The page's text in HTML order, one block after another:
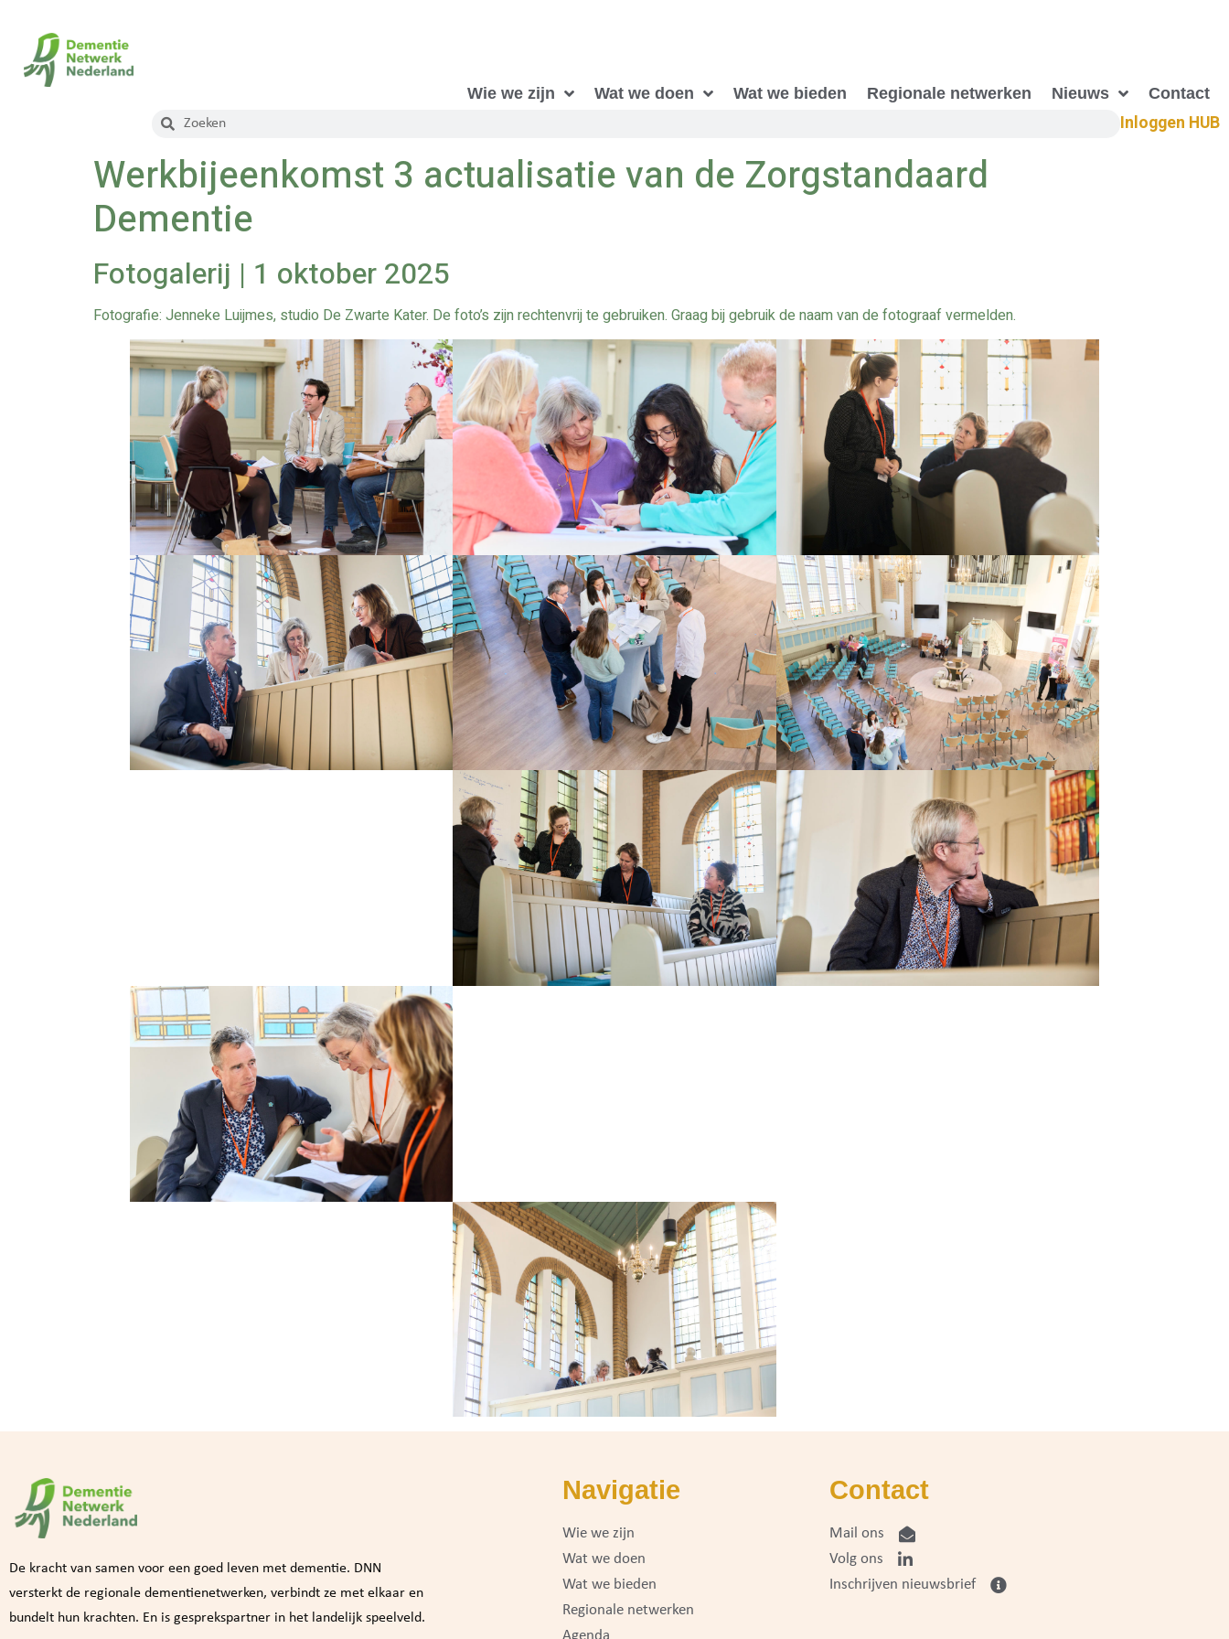
Wie we zijn Wat we doen Wat we bieden Regionale netwerken Nieuws Contact
Inloggen HUB
Werkbijeenkomst 3 actualisatie van de Zorgstandaard
Dementie
Fotogalerij | 1 oktober 2025
Fotografie: Jenneke Luijmes, studio De Zwarte Kater. De foto’s zijn rechtenvrij te gebruiken. Graag bij gebruik de naam van de fotograaf vermelden.
De kracht van samen voor een goed leven met dementie. DNN
versterkt de regionale dementienetwerken, verbindt ze met elkaar en
bundelt hun krachten. En is gesprekspartner in het landelijk speelveld.
Navigatie
Wie we zijn
Wat we doen
Wat we bieden
Regionale netwerken
Contact
Mail ons
Volg ons
Inschrijven nieuwsbrief